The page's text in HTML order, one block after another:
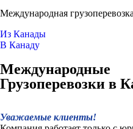
Международная
Из Канады
В Канаду
Международные
Грузоперевозки в
Уважаемые клиенты!